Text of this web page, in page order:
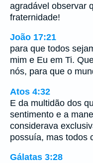
agradável observar
fraternidade!
João 17:21
para que todos
mim e Eu em Ti.
nós, para que o
Atos 4:32
E da multidão dos
sentimento e a
considerava
possuía, mas todos
Gálatas 3:28